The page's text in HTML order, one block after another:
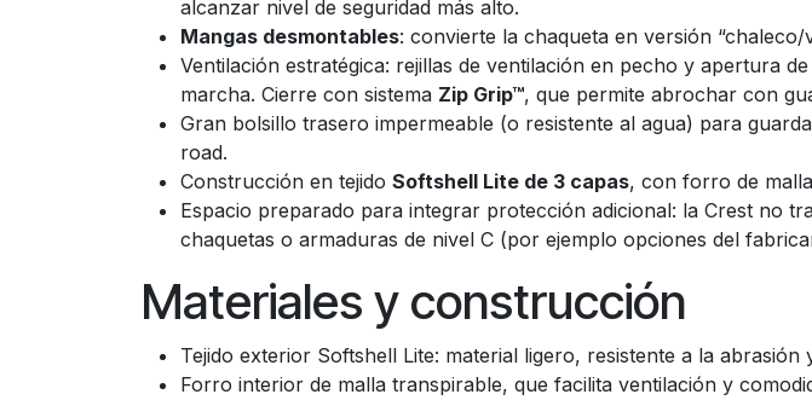
alcanzar nivel de seguridad más alto.
Mangas desmontables: convierte la chaqueta en versión
Ventilación estratégica: rejillas de ventilación en pecho y apertura
marcha. Cierre con sistema Zip Grip™, que permite abrochar con
Gran bolsillo trasero impermeable (o resistente al agua) para
road.
Construcción en tejido Softshell Lite de 3 capas, con forro de
Espacio preparado para integrar protección adicional: la Crest no
chaquetas o armaduras de nivel C (por ejemplo opciones del
Materiales y construcción
Tejido exterior Softshell Lite: material ligero, resistente a la
Forro interior de malla transpirable, que facilita ventilación y